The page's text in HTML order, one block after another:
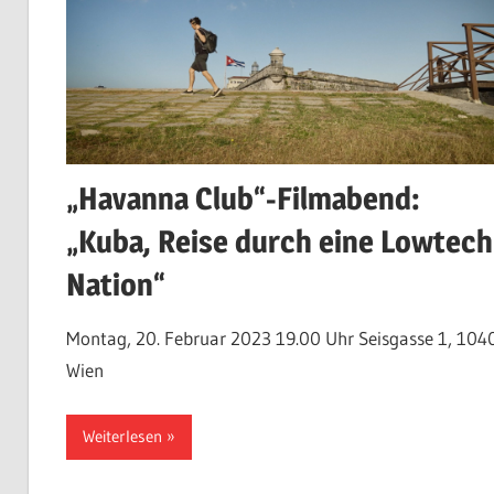
„Havanna Club“-Filmabend:
„Kuba, Reise durch eine
Nation“
Montag, 20. Februar 2023 19.00 Uhr Seisgasse 1,
Wien
Weiterlesen